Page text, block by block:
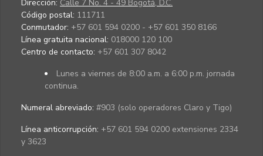
Dirección: Calle 7 No. 4 - 49 Bogotá, D.C.
Código postal: 111711
Conmutador: +57 601 594 0200 - +57 601 350 8166
Línea gratuita nacional: 018000 120 100
Centro de contacto: +57 601 307 8042
Lunes a viernes de 8:00 a.m. a 6:00 p.m. jornada
continua.
Numeral abreviado: #903 (solo operadores Claro y Tigo)
Línea anticorrupción: +57 601 594 0200 extensiones 2334
y 3623